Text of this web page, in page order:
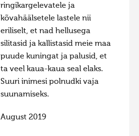
ringikargelevatele ja
kõvahäälsetele lastele nii
eriliselt, et nad hellusega
silitasid ja kallistasid meie maa
puude kuningat ja palusid, et
ta veel kaua-kaua seal elaks.
Suuri inimesi polnudki vaja
suunamiseks.
August 2019